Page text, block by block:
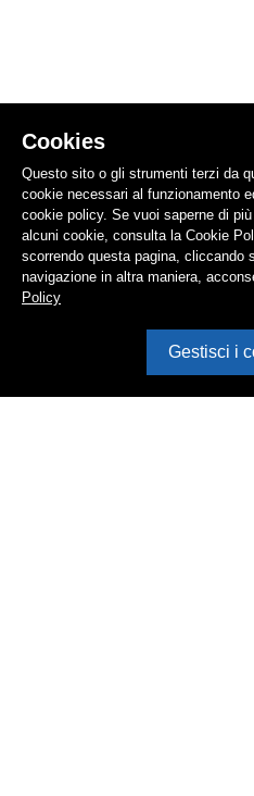
Cookies
Questo sito o gli strumenti terzi da
cookie necessari al funzionamento
cookie policy. Se vuoi saperne di
alcuni cookie, consulta la Cookie
scorrendo questa pagina, cliccando
navigazione in altra maniera,
Policy
Gestisci i